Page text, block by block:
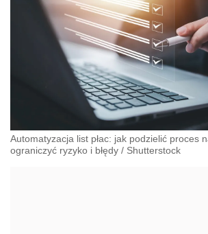
Automatyzacja list płac: jak podzielić proces
ograniczyć ryzyko i błędy / Shutterstock